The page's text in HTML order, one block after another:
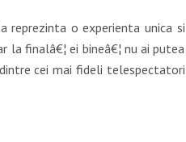
reprezinta o experienta unica si
la finalâ€¦ ei bineâ€¦ nu ai putea
cei mai fideli telespectatori